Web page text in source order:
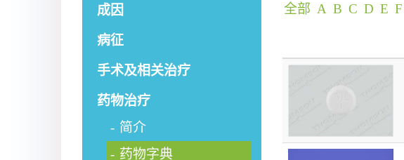
成因
病征
手术及相关治疗
药物治疗
简介
药物字典
全部 A B C D E F